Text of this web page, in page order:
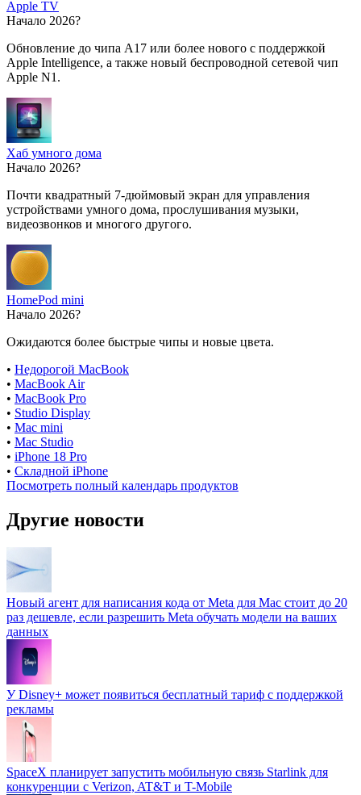
Apple TV
Начало 2026?
Обновление до чипа A17 или более нового с поддержкой
Apple Intelligence, а также новый беспроводной сетевой чип
Apple N1.
Хаб умного дома
Начало 2026?
Почти квадратный 7-дюймовый экран для управления
устройствами умного дома, прослушивания музыки,
видеозвонков и многого другого.
HomePod mini
Начало 2026?
Ожидаются более быстрые чипы и новые цвета.
• Недорогой MacBook
• MacBook Air
• MacBook Pro
• Studio Display
• Mac mini
• Mac Studio
• iPhone 18 Pro
• Складной iPhone
Посмотреть полный календарь продуктов
Другие новости
Новый агент для написания кода от Meta для Mac стоит до 20
раз дешевле, если разрешить Meta обучать модели на ваших
данных
У Disney+ может появиться бесплатный тариф с поддержкой
рекламы
SpaceX планирует запустить мобильную связь Starlink для
конкуренции с Verizon, AT&T и T-Mobile